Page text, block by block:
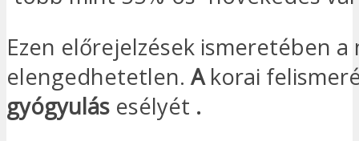
Ezen előrejelzések ismeretében a
elengedhetetlen. Akorai
gyógyulás esélyét .